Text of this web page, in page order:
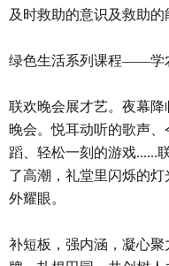
及时救助的意识及救助的
绿色生活系列课程——学
联欢晚会展才艺。夜幕
晚会。悦耳动听的歌声
蹈、轻松一刻的游戏......
了高潮，礼堂里闪烁的
外耀眼。
补短板，强内涵，凝心